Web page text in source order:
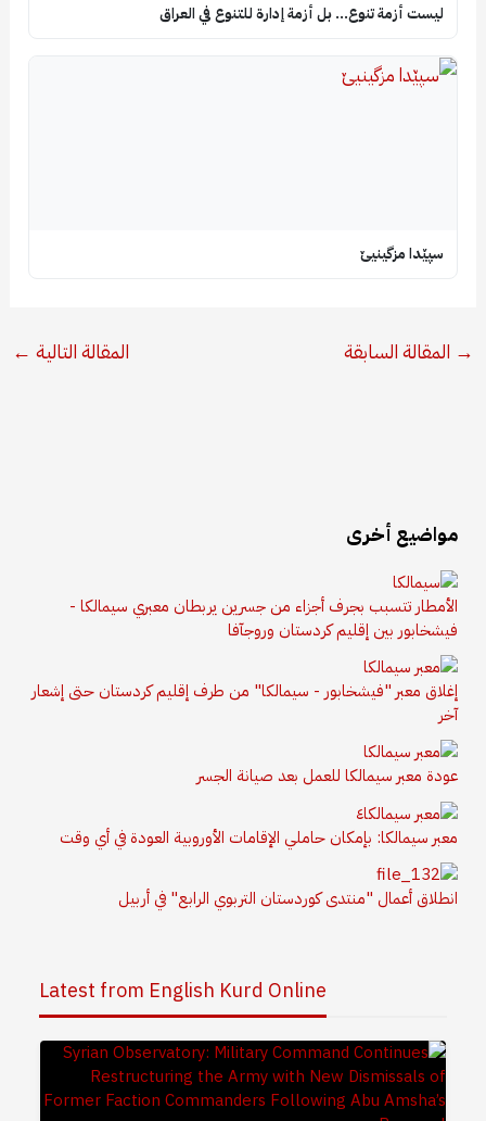
ليست أزمة تنوع… بل أزمة إدارة للتنوع في العراق
سپێدا مزگینیێ
→ المقالة السابقة المقالة التالية ←
مواضيع أخرى
الأمطار تتسبب بجرف أجزاء من جسرين يربطان معبري سيمالكا -
فيشخابور بين إقليم كردستان وروجآفا
إغلاق معبر "فيشخابور - سيمالكا" من طرف إقليم كردستان حتى إشعار
آخر
عودة معبر سيمالكا للعمل بعد صيانة الجسر
معبر سيمالكا: بإمكان حاملي الإقامات الأوروبية العودة في أي وقت
انطلاق أعمال "منتدى كوردستان التربوي الرابع" في أربيل
Latest from English Kurd Online